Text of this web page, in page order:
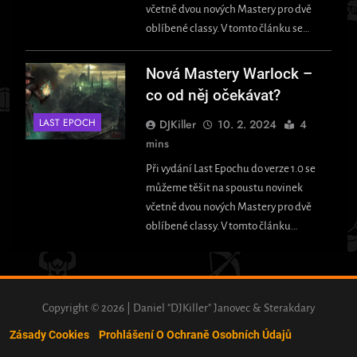
včetně dvou nových Mastery pro dvě
oblíbené classy. V tomto článku se…
LAST EPOCH
Nová Mastery Warlock –
co od něj očekávat?
DJKiller 10. 2. 2024
4
mins
Při vydání Last Epochu do verze 1.0 se
můžeme těšit na spoustu novinek
včetně dvou nových Mastery pro dvě
oblíbené classy. V tomto článku…
Copyright © 2026 | Daniel "DJKiller" Janovec & Sterakdary
Zásady Cookies Prohlášení O Ochraně Osobních Údajů